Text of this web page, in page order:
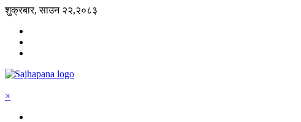
शुक्रबार, साउन २२,२०८३
×